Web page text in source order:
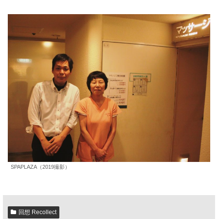
SPAPLAZA（2019撮影）
回想 Recollect